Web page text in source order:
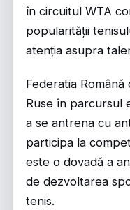
în circuitul WTA
popularității
atenția asupra
Federatia
Ruse în parcursul
a se antrena cu
participa la
este o dovadă a
de dezvoltarea
tenis.